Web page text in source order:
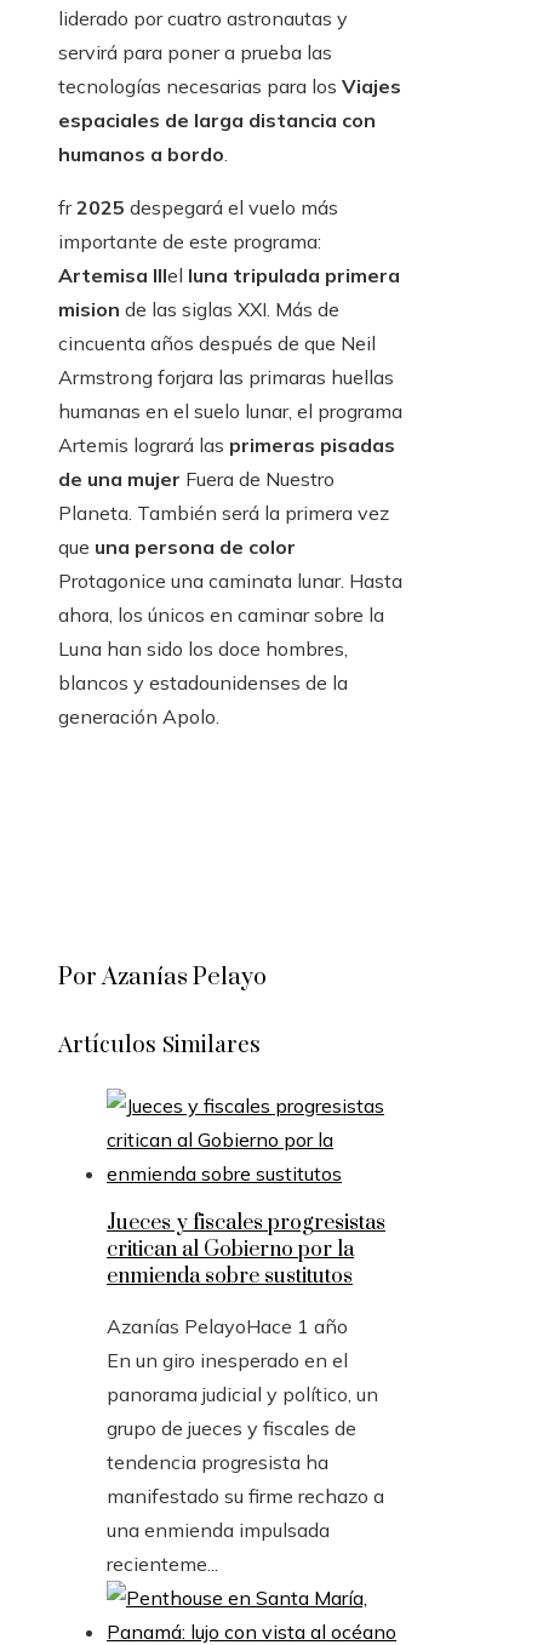
liderado por cuatro astronautas y
servirá para poner a prueba las
tecnologías necesarias para los Viajes
espaciales de larga distancia con
humanos a bordo.
fr2025 despegará el vuelo más
importante de este programa:
Artemisa IIIel luna tripulada primera
mision de las siglas XXI. Más de
cincuenta años después de que Neil
Armstrong forjara las primaras huellas
humanas en el suelo lunar, el programa
Artemis logrará las primeras pisadas
de una mujer Fuera de Nuestro
Planeta. También será la primera vez
que una persona de color
Protagonice una caminata lunar. Hasta
ahora, los únicos en caminar sobre la
Luna han sido los doce hombres,
blancos y estadounidenses de la
generación Apolo.
Por Azanías Pelayo
Artículos Similares
Jueces y fiscales progresistas
critican al Gobierno por la
enmienda sobre sustitutos
Azanías PelayoHace 1 año
En un giro inesperado en el
panorama judicial y político, un
grupo de jueces y fiscales de
tendencia progresista ha
manifestado su firme rechazo a
una enmienda impulsada
recienteme...